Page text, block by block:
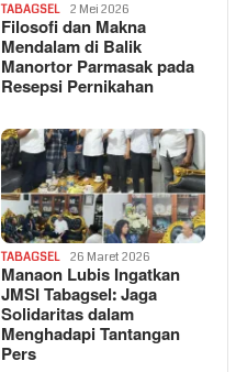
TABAGSEL 2 Mei 2026
Filosofi dan Makna
Mendalam di Balik
Manortor Parmasak pada
Resepsi Pernikahan
TABAGSEL 26 Maret 2026
Manaon Lubis Ingatkan
JMSI Tabagsel: Jaga
Solidaritas dalam
Menghadapi Tantangan
Pers